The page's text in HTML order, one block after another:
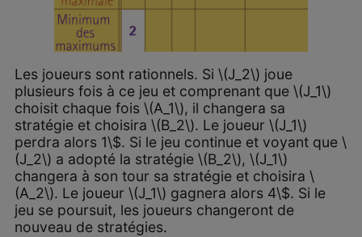
Les joueurs sont rationnels. Si \(J_2\) joue
plusieurs fois à ce jeu et comprenant que \(J_1\)
choisit chaque fois \(A_1\), il changera sa
stratégie et choisira \(B_2\). Le joueur \(J_1\)
perdra alors 1\$. Si le jeu continue et voyant que \
(J_2\) a adopté la stratégie \(B_2\), \(J_1\)
changera à son tour sa stratégie et choisira \
(A_2\). Le joueur \(J_1\) gagnera alors 4\$. Si le
jeu se poursuit, les joueurs changeront de
nouveau de stratégies.